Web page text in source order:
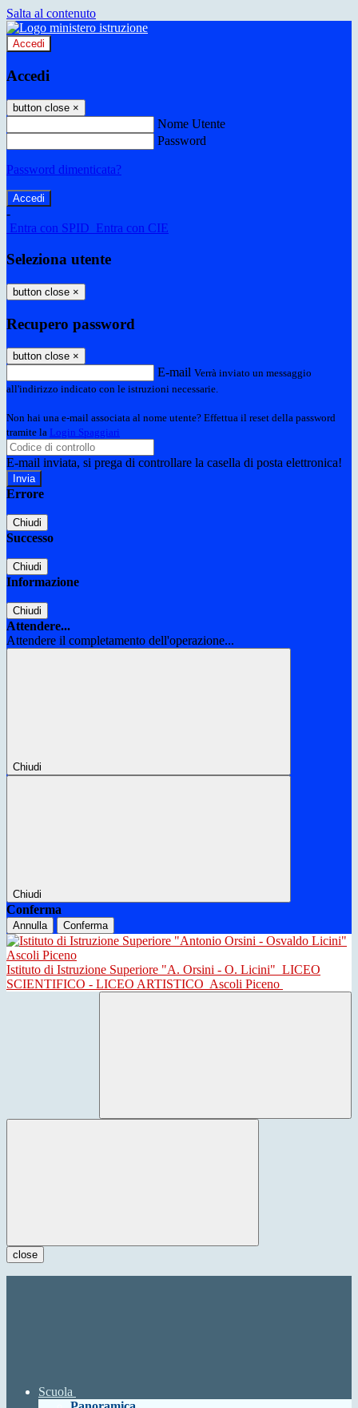
Salta al contenuto
Accedi
Accedi
button close ×
Nome Utente
Password
Password dimenticata?
-
Entra con SPID Entra con CIE
Seleziona utente
button close ×
Recupero password
button close ×
E-mail Verrà inviato un messaggio
all'indirizzo indicato con le istruzioni necessarie.
Non hai una e-mail associata al nome utente? Effettua il reset della password
tramite la Login Spaggiari
E-mail inviata, si prega di controllare la casella di posta elettronica!
Errore
Chiudi
Successo
Chiudi
Informazione
Chiudi
Attendere...
Attendere il completamento dell'operazione...
Chiudi
Chiudi
Conferma
Annulla Conferma
Istituto di Istruzione Superiore "A. Orsini - O. Licini" LICEO
SCIENTIFICO - LICEO ARTISTICO Ascoli Piceno
close
Scuola